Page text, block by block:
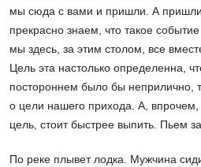
мы сюда с вами и пришли. А
прекрасно знаем, что такое
мы здесь, за этим столом, все
Цель эта настолько определенна,
постороннем было бы неприлично,
о цели нашего прихода. А,
цель, стоит быстрее выпить. Пьем
По реке плывет лодка. Мужчина